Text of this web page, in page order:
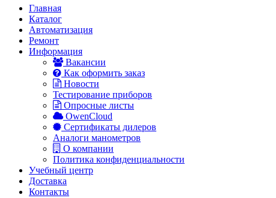
Главная
Каталог
Автоматизация
Ремонт
Информация
Вакансии
Как оформить заказ
Новости
Тестирование приборов
Опросные листы
OwenCloud
Сертификаты дилеров
Аналоги манометров
О компании
Политика конфиденциальности
Учебный центр
Доставка
Контакты